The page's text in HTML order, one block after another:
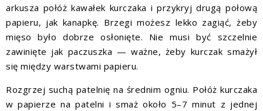
arkusza połóż kawałek kurczaka i przykryj drugą połową
papieru, jak kanapkę. Brzegi możesz lekko zagiąć, żeby
mięso było dobrze osłonięte. Nie musi być szczelnie
zawinięte jak paczuszka — ważne, żeby kurczak smażył
się między warstwami papieru.
Rozgrzej suchą patelnię na średnim ogniu. Połóż kurczaka
w papierze na patelni i smaż około 5–7 minut z jednej